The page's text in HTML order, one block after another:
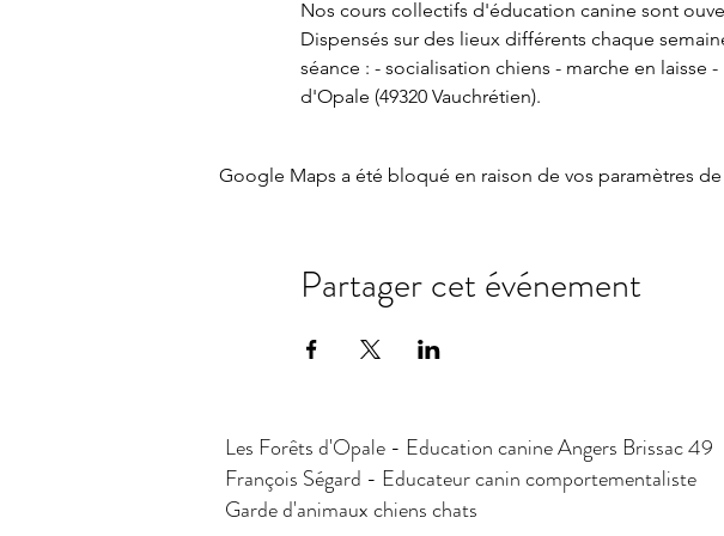
Nos cours collectifs d'éducation canine sont
Dispensés sur des lieux différents chaque
séance : - socialisation chiens - marche en laisse
d'Opale (49320 Vauchrétien).
Google Maps a été bloqué en raison de vos paramètres
Partager cet événement
Les Forêts d'Opale - Education canine Angers Brissac 49
François Ségard - Educateur canin comportementaliste
Garde d'animaux chiens chats